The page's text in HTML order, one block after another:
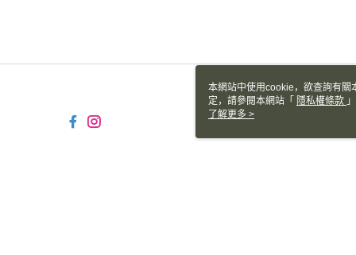
本網站中使用cookie，欲查詢有
定，請參閱本網站「 隱私權條款
cookie。
了解更多 >